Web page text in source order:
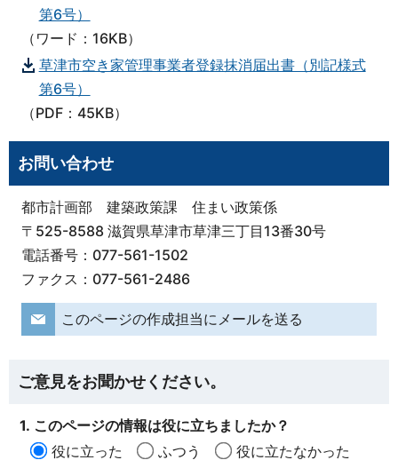
第6号）
（ワード：16KB）
草津市空き家管理事業者登録抹消届出書（別記様式
第6号）
（PDF：45KB）
お問い合わせ
都市計画部 建築政策課 住まい政策係
〒525-8588 滋賀県草津市草津三丁目13番30号
電話番号：077-561-1502
ファクス：077-561-2486
このページの作成担当にメールを送る
ご意見をお聞かせください。
1. このページの情報は役に立ちましたか？
役に立った
ふつう
役に立たなかった